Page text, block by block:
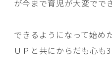
が今まで育児が大変でで
できるようになって始め
ＵＰと共にからだも心も